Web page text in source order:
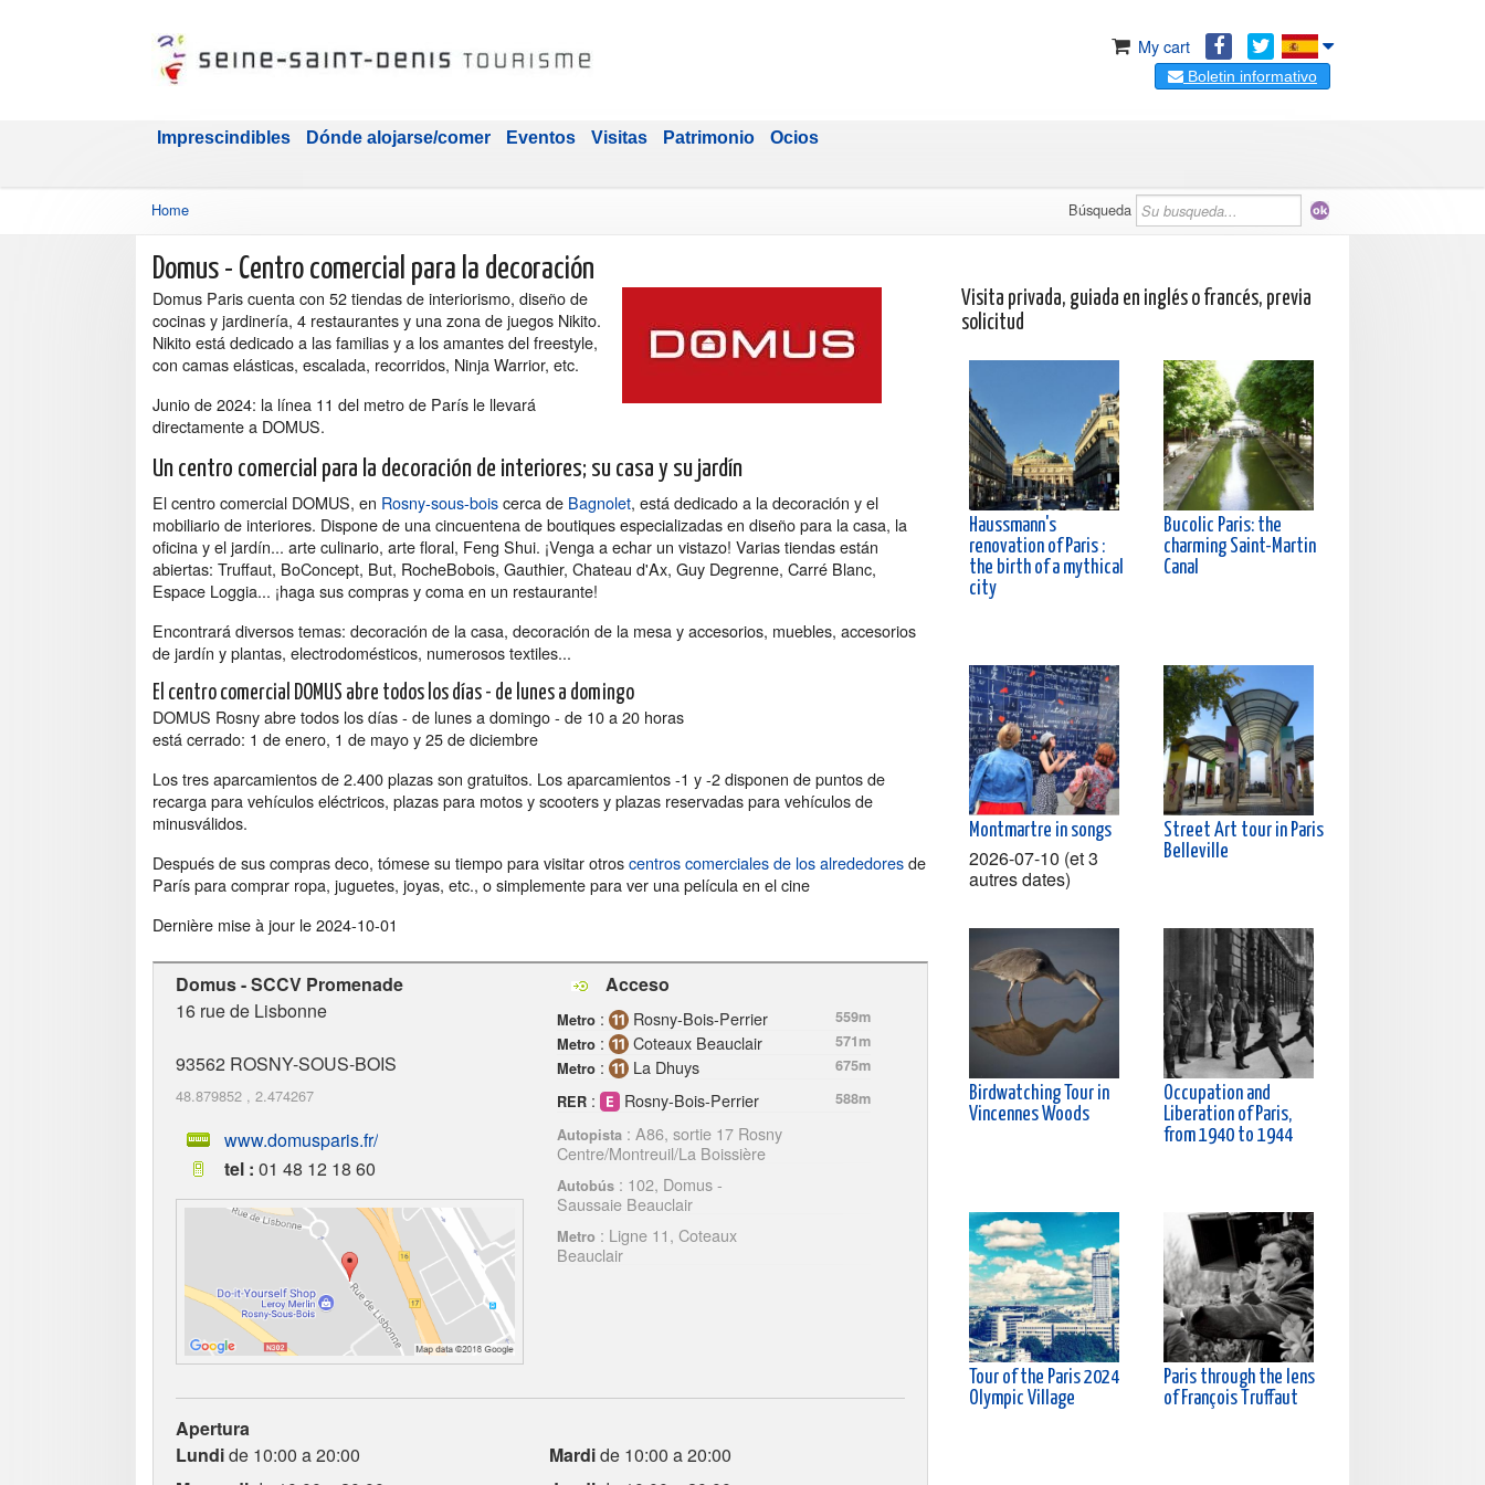
My cart
Boletin informativo
Imprescindibles Dónde alojarse/comer Eventos Visitas Patrimonio Ocios
Home Búsqueda
Domus - Centro comercial para la decoración
Domus Paris cuenta con 52 tiendas de interiorismo, diseño de
cocinas y jardinería, 4 restaurantes y una zona de juegos Nikito.
Nikito está dedicado a las familias y a los amantes del freestyle,
con camas elásticas, escalada, recorridos, Ninja Warrior, etc.
Junio de 2024: la línea 11 del metro de París le llevará
directamente a DOMUS.
Un centro comercial para la decoración de interiores; su casa y su jardín
El centro comercial DOMUS, en Rosny-sous-boiscerca de Bagnolet, está dedicado a la decoración y el
mobiliario de interiores. Dispone de una cincuentena de boutiques especializadas en diseño para la casa, la
oficina y el jardín... arte culinario, arte floral, Feng Shui. ¡Venga a echar un vistazo! Varias tiendas están
abiertas: Truffaut, BoConcept, But, RocheBobois, Gauthier, Chateau d'Ax, Guy Degrenne, Carré Blanc,
Espace Loggia... ¡haga sus compras y coma en un restaurante!
Encontrará diversos temas: decoración de la casa, decoración de la mesa y accesorios, muebles, accesorios
de jardín y plantas, electrodomésticos, numerosos textiles...
El centro comercial DOMUS abre todos los días - de lunes a domingo
DOMUS Rosny abre todos los días - de lunes a domingo - de 10 a 20 horas
está cerrado: 1 de enero, 1 de mayo y 25 de diciembre
Los tres aparcamientos de 2.400 plazas son gratuitos. Los aparcamientos -1 y -2 disponen de puntos de
recarga para vehículos eléctricos, plazas para motos y scooters y plazas reservadas para vehículos de
minusválidos.
Después de sus compras deco, tómese su tiempo para visitar otroscentros comerciales de los alrededoresde
París para comprar ropa, juguetes, joyas, etc., o simplemente para ver una película en el cine
Dernière mise à jour le2024-10-01
Domus - SCCV Promenade
16 rue de Lisbonne
93562 ROSNY-SOUS-BOIS
48.879852 , 2.474267
www.domusparis.fr/
tel : 01 48 12 18 60
Acceso
Metro : Rosny-Bois-Perrier
559m
Metro : Coteaux Beauclair
571m
Metro : La Dhuys
675m
RER : Rosny-Bois-Perrier
588m
Autopista : A86, sortie 17 Rosny
Centre/Montreuil/La Boissière
Autobús : 102, Domus -
Saussaie Beauclair
Metro : Ligne 11, Coteaux
Beauclair
Apertura
Lundide 10:00 a 20:00 Mardide 10:00 a 20:00
Visita privada, guiada en inglés o francés, previa
solicitud
Haussmann's
renovation of Paris :
the birth of a mythical
city
Bucolic Paris: the
charming Saint-Martin
Canal
Montmartre in songs
2026-07-10 (et 3
autres dates)
Street Art tour in Paris
Belleville
Birdwatching Tour in
Vincennes Woods
Occupation and
Liberation of Paris,
from 1940 to 1944
Tour of the Paris 2024
Olympic Village
Paris through the lens
of François Truffaut